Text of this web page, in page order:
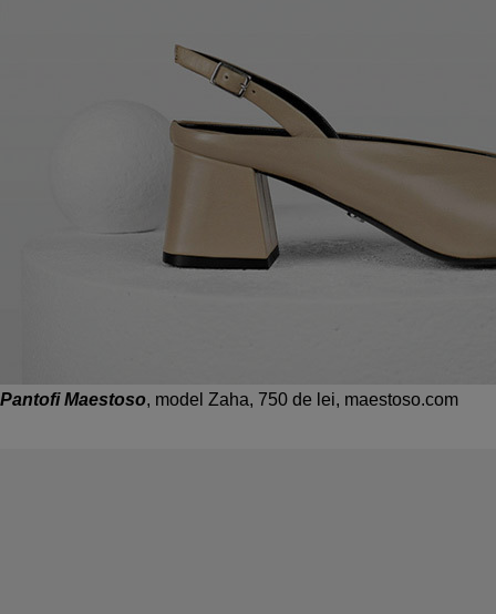
Pantofi Maestoso, model Zaha, 750 de lei, maestoso.com